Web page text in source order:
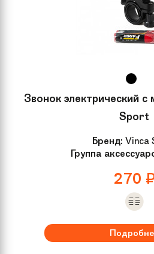
Звонок электрический
Sport
Бренд: Vinca
Группа
270